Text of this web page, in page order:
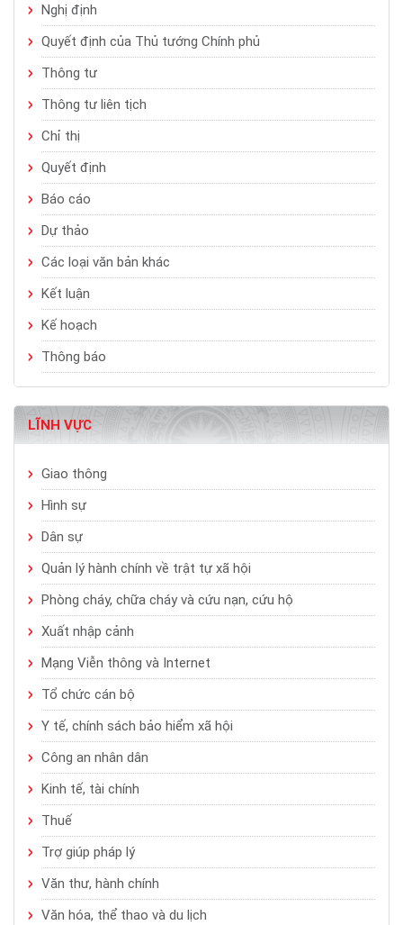
Nghị định
Quyết định của Thủ tướng Chính phủ
Thông tư
Thông tư liên tịch
Chỉ thị
Quyết định
Báo cáo
Dự thảo
Các loại văn bản khác
Kết luận
Kế hoạch
Thông báo
LĨNH VỰC
Giao thông
Hình sự
Dân sự
Quản lý hành chính về trật tự xã hội
Phòng cháy, chữa cháy và cứu nạn, cứu hộ
Xuất nhập cảnh
Mạng Viễn thông và Internet
Tổ chức cán bộ
Y tế, chính sách bảo hiểm xã hội
Công an nhân dân
Kinh tế, tài chính
Thuế
Trợ giúp pháp lý
Văn thư, hành chính
Văn hóa, thể thao và du lịch